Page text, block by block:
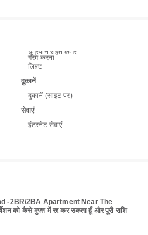
धूम्रपान रहित कमरे
गरम करना
लिफ़्ट
दुकानें
दुकानें (साइट पर)
सेवाएं
इंटरनेट सेवाएं
-2BR/2BA Apartment Near The
को कैसे मुफ्त में रद्द कर सकता हूँ और पूरी राशि